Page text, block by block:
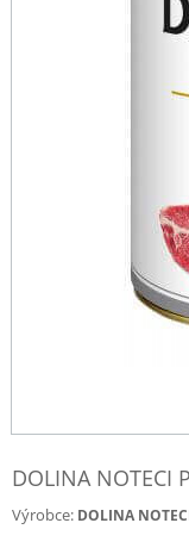
DOLINA NOTECI
Výrobce: DOLINA